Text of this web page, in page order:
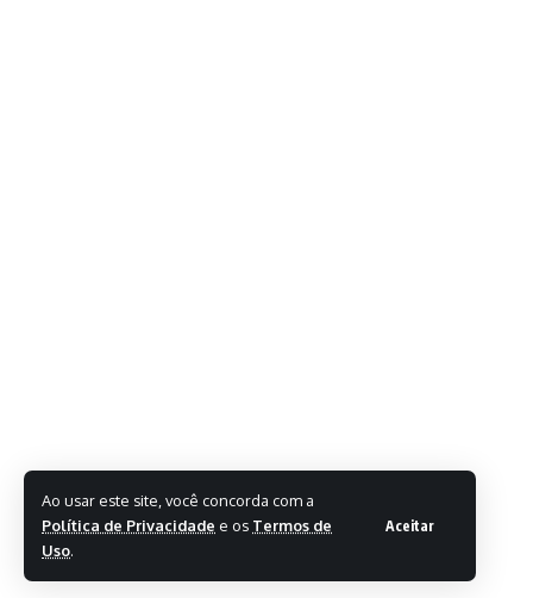
Ao usar este site, você concorda com a
Política de Privacidade e os Termos de
Uso.
Aceitar